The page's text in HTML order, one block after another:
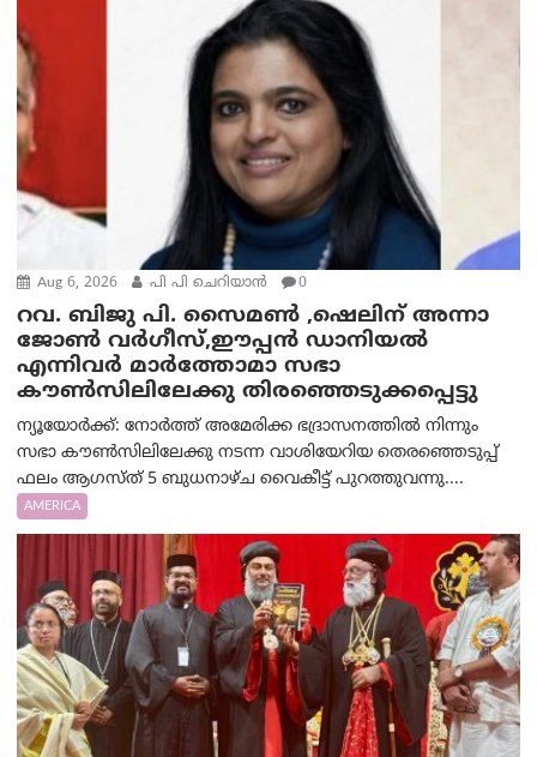
Aug 6, 2026 പി പി ചെറിയാൻ 0
റവ. ബിജു പി. സൈമൺ ,ഷെലിന് അന്നാ
ജോൺ വർഗീസ്,ഈപ്പൻ ഡാനിയൽ
എന്നിവർ മാർത്തോമാ സഭാ
കൗൺസിലിലേക്കു തിരഞ്ഞെടുക്കപ്പെട്ടു
ന്യൂയോർക്ക്: നോർത്ത് അമേരിക്ക ഭദ്രാസനത്തിൽ നിന്നും
സഭാ കൗൺസിലിലേക്കു നടന്ന വാശിയേറിയ തെരഞ്ഞെടുപ്പ്
ഫലം ആഗസ്ത് 5 ബുധനാഴ്ച വൈകീട്ട് പുറത്തുവന്നു....
AMERICA